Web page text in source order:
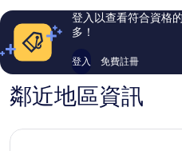
評
論
登入以查看符合資格
多！
登入 免費註冊
鄰近地區資訊